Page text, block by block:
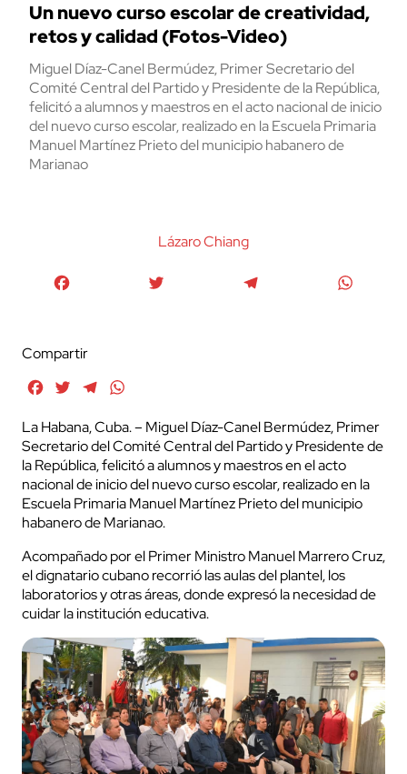
Un nuevo curso escolar de creatividad,
retos y calidad (Fotos-Video)
Miguel Díaz-Canel Bermúdez, Primer Secretario del
Comité Central del Partido y Presidente de la República,
felicitó a alumnos y maestros en el acto nacional de inicio
del nuevo curso escolar, realizado en la Escuela Primaria
Manuel Martínez Prieto del municipio habanero de
Marianao
Lázaro Chiang
Compartir
FacebookTwitterTelegram
La Habana, Cuba. – Miguel Díaz-Canel Bermúdez, Primer
Secretario del Comité Central del Partido y Presidente de
la República, felicitó a alumnos y maestros en el acto
nacional de inicio del nuevo curso escolar, realizado en la
Escuela Primaria Manuel Martínez Prieto del municipio
habanero de Marianao.
Acompañado por el Primer Ministro Manuel Marrero Cruz,
el dignatario cubano recorrió las aulas del plantel, los
laboratorios y otras áreas, donde expresó la necesidad de
cuidar la institución educativa.